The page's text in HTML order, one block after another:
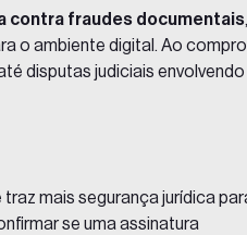
contra fraudes documentais
o ambiente digital. Ao
disputas judiciais envolvendo
mais segurança jurídica
se uma assinatura